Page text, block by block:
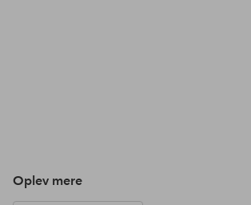
Oplev mere